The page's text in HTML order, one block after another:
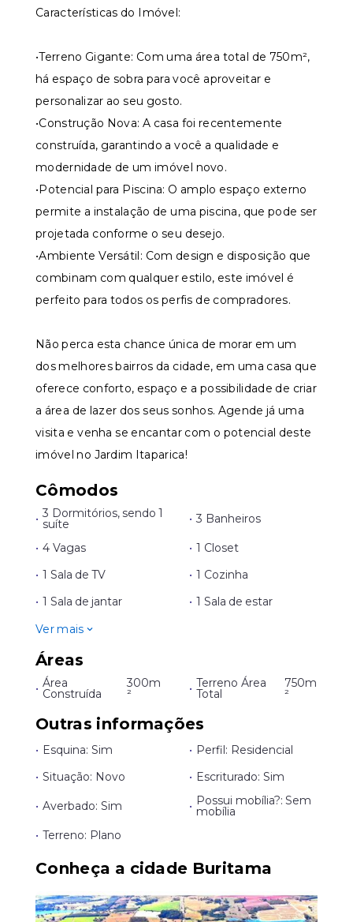
Características do Imóvel:
•Terreno Gigante: Com uma área total de 750m²,
há espaço de sobra para você aproveitar e
personalizar ao seu gosto.
•Construção Nova: A casa foi recentemente
construída, garantindo a você a qualidade e
modernidade de um imóvel novo.
•Potencial para Piscina: O amplo espaço externo
permite a instalação de uma piscina, que pode ser
projetada conforme o seu desejo.
•Ambiente Versátil: Com design e disposição que
combinam com qualquer estilo, este imóvel é
perfeito para todos os perfis de compradores.
Não perca esta chance única de morar em um
dos melhores bairros da cidade, em uma casa que
oferece conforto, espaço e a possibilidade de criar
a área de lazer dos seus sonhos. Agende já uma
visita e venha se encantar com o potencial deste
imóvel no Jardim Itaparica!
Cômodos
• 3 Dormitórios, sendo 1
suíte • 3 Banheiros
• 4 Vagas • 1 Closet
• 1 Sala de TV • 1 Cozinha
• 1 Sala de jantar • 1 Sala de estar
Ver mais
Áreas
• Área
Construída
300m
² • Terreno Área
Total
750m
²
Outras informações
• Esquina: Sim • Perfil: Residencial
• Situação: Novo • Escriturado: Sim
• Averbado: Sim • Possui mobília?: Sem
mobília
• Terreno: Plano
Conheça a cidade Buritama